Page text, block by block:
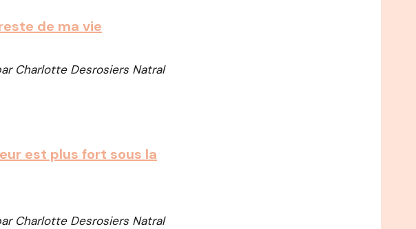
de ma vie
Charlotte Desrosiers Natral
est plus fort sous la
Charlotte Desrosiers Natral